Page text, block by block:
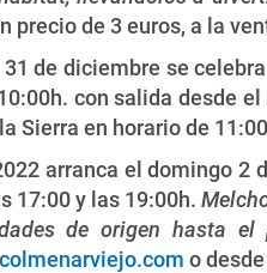
precio de 3 euros, a la
31 de diciembre se
con salida desde
Sierra en horario de
arranca el domingo 2
17:00 y las 19:00h.
de origen hasta el
o